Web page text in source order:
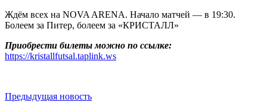
Ждём всех на NOVA ARENA. Начало матчей — в 19:30.
Болеем за Питер, болеем за «КРИСТАЛЛ»
Приобрести билеты можно по ссылке:
https://kristallfutsal.taplink.ws
Предыдущая новость